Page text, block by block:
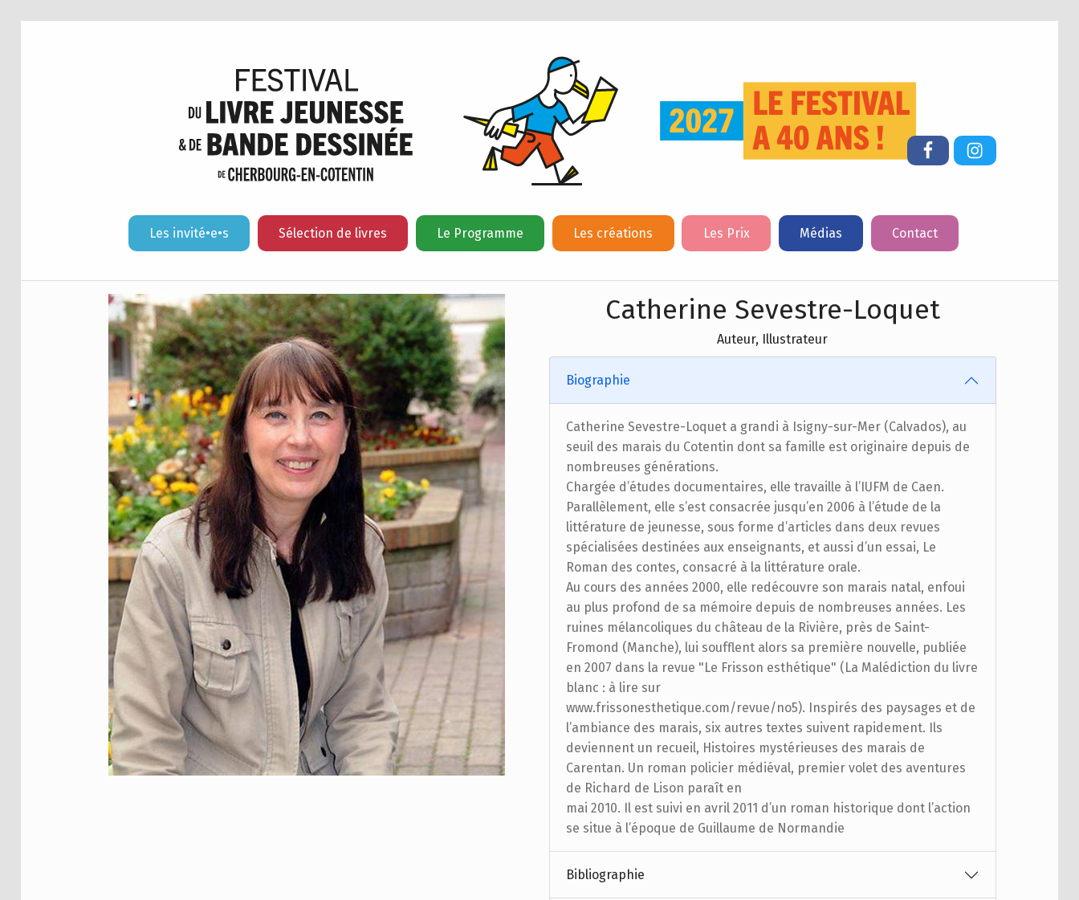
Les invité•e•s Sélection de livres Le Programme Les créations Les Prix Médias Contact
FacebookInstagram
Catherine Sevestre-Loquet
Auteur, Illustrateur
Biographie
Catherine Sevestre-Loquet a grandi à Isigny-sur-Mer (Calvados), au
seuil des marais du Cotentin dont sa famille est originaire depuis de
nombreuses générations.
Chargée d’études documentaires, elle travaille à l’IUFM de Caen.
Parallèlement, elle s’est consacrée jusqu’en 2006 à l’étude de la
littérature de jeunesse, sous forme d’articles dans deux revues
spécialisées destinées aux enseignants, et aussi d’un essai, Le
Roman des contes, consacré à la littérature orale.
Au cours des années 2000, elle redécouvre son marais natal, enfoui
au plus profond de sa mémoire depuis de nombreuses années. Les
ruines mélancoliques du château de la Rivière, près de Saint-
Fromond (Manche), lui soufflent alors sa première nouvelle, publiée
en 2007 dans la revue "Le Frisson esthétique" (La Malédiction du livre
blanc : à lire sur
www.frissonesthetique.com/revue/no5). Inspirés des paysages et de
l’ambiance des marais, six autres textes suivent rapidement. Ils
deviennent un recueil, Histoires mystérieuses des marais de
Carentan. Un roman policier médiéval, premier volet des aventures
de Richard de Lison paraît en
mai 2010. Il est suivi en avril 2011 d’un roman historique dont l’action
se situe à l’époque de Guillaume de Normandie
Bibliographie